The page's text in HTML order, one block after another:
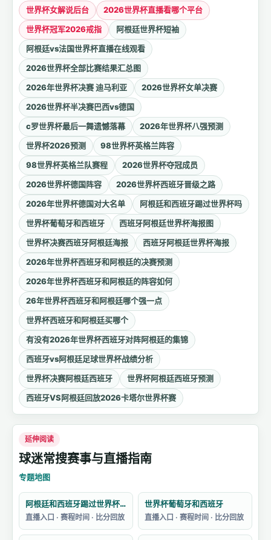
世界杯女解说后台
2026世界杯直播看哪个平台
世界杯冠军2026戒指
阿根廷世界杯短袖
阿根廷vs法国世界杯直播在线观看
2026世界杯全部比赛结果汇总图
2026年世界杯决赛 迪马利亚
2026世界杯女单决赛
2026世界杯半决赛巴西vs德国
c罗世界杯最后一舞遗憾落幕
2026年世界杯八强预测
世界杯2026预测
98世界杯英格兰阵容
98世界杯英格兰队赛程
2026世界杯夺冠成员
2026世界杯德国阵容
2026世界杯西班牙晋级之路
2026年世界杯德国对大名单
阿根廷和西班牙踢过世界杯吗
世界杯葡萄牙和西班牙
西班牙阿根廷世界杯海报图
世界杯决赛西班牙阿根廷海报
西班牙阿根廷世界杯海报
2026年世界杯西班牙和阿根廷的决赛预测
2026年世界杯西班牙和阿根廷的阵容如何
26年世界杯西班牙和阿根廷哪个强一点
世界杯西班牙和阿根廷买哪个
有没有2026年世界杯西班牙对阵阿根廷的集锦
西班牙vs阿根廷足球世界杯战绩分析
世界杯决赛阿根廷西班牙
世界杯阿根廷西班牙预测
西班牙VS阿根廷回放2026卡塔尔世界杯赛
延伸阅读
球迷常搜赛事与直播指南
专题地图
阿根廷和西班牙踢过世界杯吗
直播入口 · 赛程时间 · 比分回放
世界杯葡萄牙和西班牙
直播入口 · 赛程时间 · 比分回放